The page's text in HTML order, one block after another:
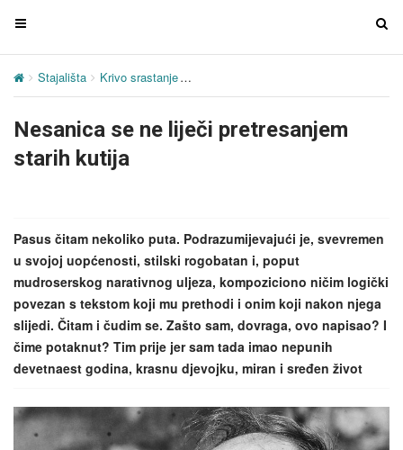
T
g
e
n
g
a
t
i
o
n
T
g
t
i
o
Stajališta Krivo srastanje
Nesanica se ne liječi pretresanjem
starih kutija
Pasus čitam nekoliko puta. Podrazumijevajući je, svevremen
u svojoj uopćenosti, stilski rogobatan i, poput
mudroserskog narativnog uljeza, kompoziciono ničim logički
povezan s tekstom koji mu prethodi i onim koji nakon njega
slijedi. Čitam i čudim se. Zašto sam, dovraga, ovo napisao? I
čime potaknut? Tim prije jer sam tada imao nepunih
devetnaest godina, krasnu djevojku, miran i sređen život